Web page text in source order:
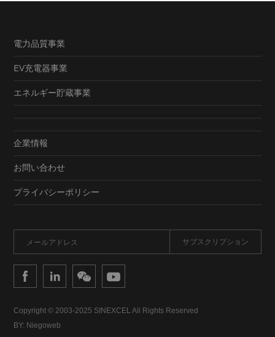
電力品質事業
EV充電器事業
エネルギー貯蔵事業
企業情報
お問い合わせ
プライバシーポリシー
Copyright © 2003-2025 SINEXCEL All Rights Reserved
BY: Niegoweb